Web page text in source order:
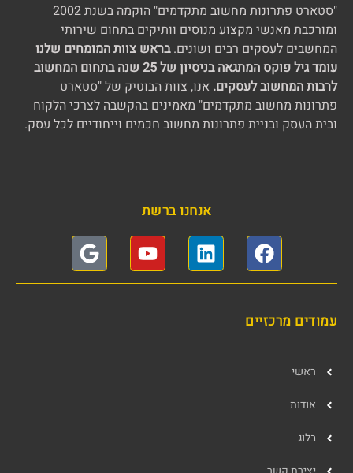
"סטארט פתרונות מחשוב מתקדמים" הוקמה בשנת 2002
ומורכבת מאנשי מקצוע מנוסים וותיקים בתחום שירותי
המחשבים לעסקים רבים ושונים.בראש צוות המומחים שלנו
עומד גיל פוקס המתגאה בניסיון של 25 שנה בתחום המחשוב
לרבות המחשוב לעסקים. אנו, צוות הבוטיק של "סטארט
פתרונות מחשוב מתקדמים" מאמינים בהקשבה לצרכי הלקוח
ובית העסק ובניית פתרונות מחשוב חכמים וייחודיים לכל עסק.
אנחנו ברשת
עמודים מרכזיים
ראשי
אודות
בלוג